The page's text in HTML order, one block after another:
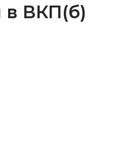
в ВКП(б)